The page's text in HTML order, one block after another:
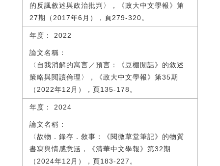
的反諷敘述與政治批判〉，《政大中文學報》第
27期（2017年6月），頁279-320。
2022
〈自我消解的寓言／預言：《豆棚閒話》的敘述
策略與閱讀倫理〉，《政大中文學報》第35期
（2022年12月），頁135-178。
2024
〈故物．錄存．敘事：《閱微草堂筆記》的物質
書寫與情感意涵，《清華中文學報》第32期
（2024年12月），頁183-227。